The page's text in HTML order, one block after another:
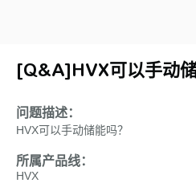
[Q&A]HVX可以手动储
问题描述：
HVX可以手动储能吗？
所属产品线：
HVX